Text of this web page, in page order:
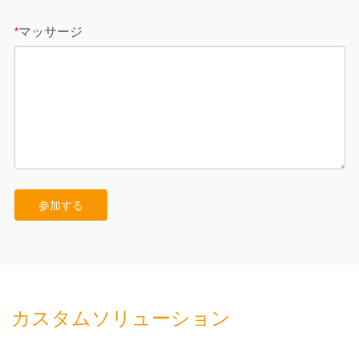
*マッサージ
参加する
カスタムソリューション